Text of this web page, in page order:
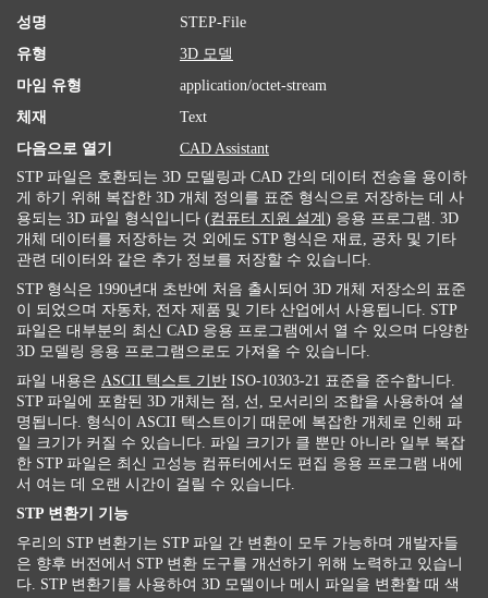
성명
STEP-File
유형
3D 모델
마임 유형
application/octet-stream
체재
Text
다음으로 열기
CAD Assistant
STP 파일은 호환되는 3D 모델링과 CAD 간의 데이터 전송을 용이하
게 하기 위해 복잡한 3D 개체 정의를 표준 형식으로 저장하는 데 사
용되는 3D 파일 형식입니다 (컴퓨터 지원 설계 ) 응용 프로그램. 3D
개체 데이터를 저장하는 것 외에도 STP 형식은 재료, 공차 및 기타
관련 데이터와 같은 추가 정보를 저장할 수 있습니다.
STP 형식은 1990년대 초반에 처음 출시되어 3D 개체 저장소의 표준
이 되었으며 자동차, 전자 제품 및 기타 산업에서 사용됩니다. STP
파일은 대부분의 최신 CAD 응용 프로그램에서 열 수 있으며 다양한
3D 모델링 응용 프로그램으로도 가져올 수 있습니다.
파일 내용은 ASCII 텍스트 기반 ISO-10303-21 표준을 준수합니다.
STP 파일에 포함된 3D 개체는 점, 선, 모서리의 조합을 사용하여 설
명됩니다. 형식이 ASCII 텍스트이기 때문에 복잡한 개체로 인해 파
일 크기가 커질 수 있습니다. 파일 크기가 클 뿐만 아니라 일부 복잡
한 STP 파일은 최신 고성능 컴퓨터에서도 편집 응용 프로그램 내에
서 여는 데 오랜 시간이 걸릴 수 있습니다.
STP 변환기 기능
우리의 STP 변환기는 STP 파일 간 변환이 모두 가능하며 개발자들
은 향후 버전에서 STP 변환 도구를 개선하기 위해 노력하고 있습니
다. STP 변환기를 사용하여 3D 모델이나 메시 파일을 변환할 때 색